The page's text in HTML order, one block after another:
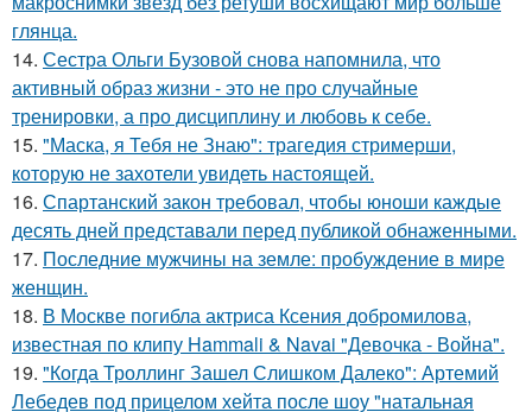
глянца.
14. Сестра Ольги Бузовой снова напомнила, что
активный образ жизни - это не про случайные
тренировки, а про дисциплину и любовь к себе.
15. "Маска, я Тебя не Знаю": трагедия стримерши,
которую не захотели увидеть настоящей.
16. Спартанский закон требовал, чтобы юноши каждые
десять дней представали перед публикой обнаженными.
17. Последние мужчины на земле: пробуждение в мире
женщин.
18. В Москве погибла актриса Ксения добромилова,
известная по клипу Hammali & Navai "Девочка - Война".
19. "Когда Троллинг Зашел Слишком Далеко": Артемий
Лебедев под прицелом хейта после шоу "натальная